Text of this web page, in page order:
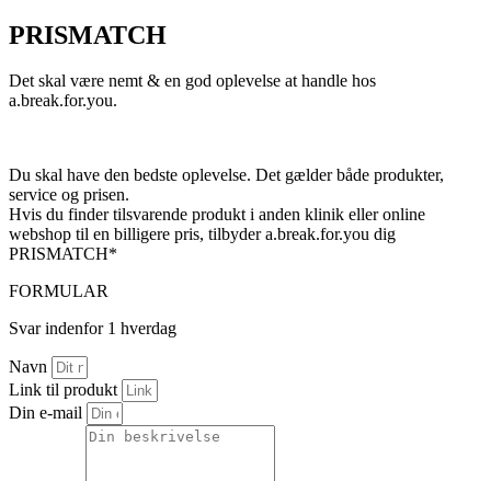
PRISMATCH
Det skal være nemt & en god oplevelse at handle hos
a.break.for.you.
Du skal have den bedste oplevelse. Det gælder både produkter,
service og prisen.
Hvis du finder tilsvarende produkt i anden klinik eller online
webshop til en billigere pris, tilbyder a.break.for.you dig
PRISMATCH*
FORMULAR
Svar indenfor 1 hverdag
Navn
Link til produkt
Din e-mail